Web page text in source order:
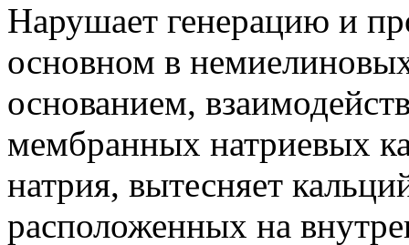
Нарушает генерацию и
основном в
основанием,
мембранных натриевых
натрия, вытесняет
расположенных на